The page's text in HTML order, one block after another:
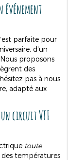
événement
est parfaite pour
d'un
proposons
des
pas à nous
adapté aux
circuit VTT
toute
températures